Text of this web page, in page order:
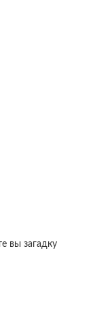
вы загадку